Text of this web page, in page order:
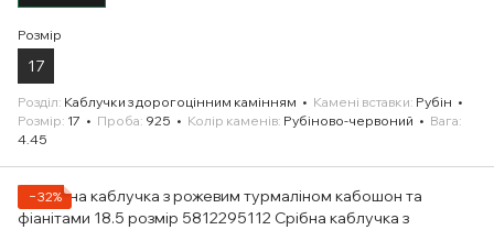
Розмір
17
Розділ Каблучки з дорогоцінним камінням Камені вставки Рубін
Розмір 17 Проба 925 Колір каменів Рубіново-червоний
Вага
4.45
−32%